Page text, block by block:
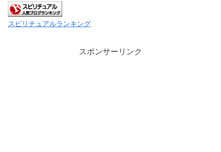
スピリチュアルランキング
スポンサーリンク